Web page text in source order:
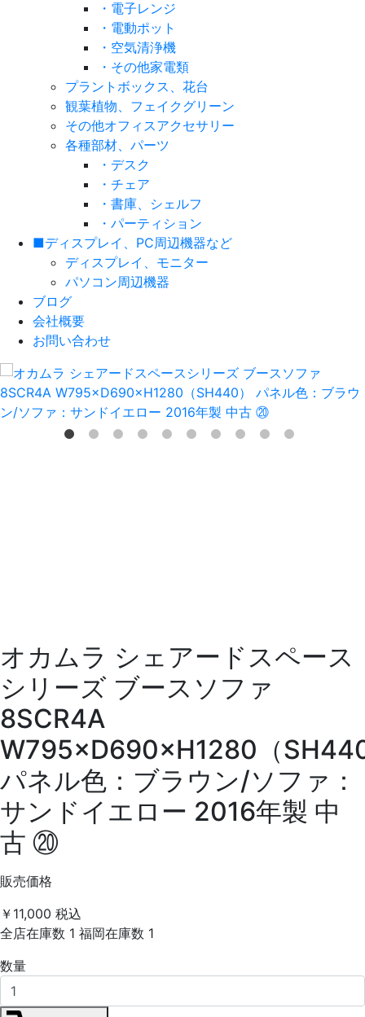
・電子レンジ
・電動ポット
・空気清浄機
・その他家電類
プラントボックス、花台
観葉植物、フェイクグリーン
その他オフィスアクセサリー
各種部材、パーツ
・デスク
・チェア
・書庫、シェルフ
・パーティション
■ディスプレイ、PC周辺機器など
ディスプレイ、モニター
パソコン周辺機器
ブログ
会社概要
お問い合わせ
オカムラ シェアードスペース
シリーズ ブースソファ
8SCR4A
W795×D690×H1280（
パネル色：ブラウン/ソファ：
サンドイエロー 2016年製 中
古 ⑳
販売価格
￥11,000 税込
全店在庫数 1 福岡在庫数 1
数量